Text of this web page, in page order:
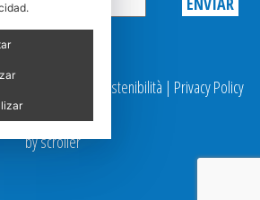
Privacy
Report Sostenibilità | Privacy Policy
|Video Surveillance
by scroller